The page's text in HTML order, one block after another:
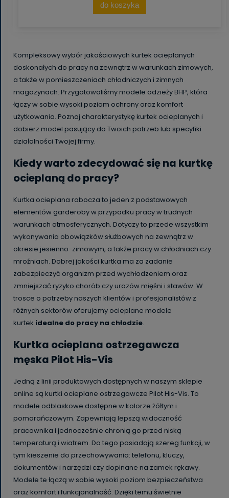
do koszyka
Kompleksowy wybór jakościowych kurtek ocieplanych
doskonałych do pracy na zewnątrz w warunkach zimowych,
a także w pomieszczeniach chłodniczych i zimnych
magazynach. Przygotowaliśmy modele odzieży BHP, która
łączy w sobie wysoki poziom ochrony oraz komfort
użytkowania. Poznaj charakterystykę kurtek ocieplanych i
dobierz model pasujący do Twoich potrzeb lub specyfiki
działalności Twojej firmy.
Kiedy warto zdecydować się na kurtkę
ocieplaną do pracy?
Kurtka ocieplana robocza to jeden z podstawowych
elementów garderoby w przypadku pracy w trudnych
warunkach atmosferycznych. Dotyczy to przede wszystkim
wykonywania obowiązków służbowych na zewnątrz w
okresie jesienno-zimowym, a także pracy w chłodniach czy
mroźniach. Dobrej jakości kurtka ma za zadanie
zabezpieczyć organizm przed wychłodzeniem oraz
zmniejszać ryzyko chorób czy urazów mięśni i stawów. W
trosce o potrzeby naszych klientów i profesjonalistów z
różnych sektorów oferujemy ocieplane modele
kurtek idealne do pracy na chłodzie.
Kurtka ocieplana ostrzegawcza
męska Pilot His-Vis
Jedną z linii produktowych dostępnych w naszym sklepie
online są kurtki ocieplane ostrzegawcze Pilot His-Vis. To
modele odblaskowe dostępne w kolorze żółtym i
pomarańczowym. Zapewniają lepszą widoczność
pracownika i jednocześnie chronią go przed niską
temperaturą i wiatrem. Do tego posiadają szereg funkcji, w
tym kieszenie do przechowywania: telefonu, kluczy,
dokumentów i narzędzi czy dopinane na zamek rękawy.
Modele te łączą w sobie wysoki poziom bezpieczeństwa
oraz komfort i funkcjonalność. Dzięki temu świetnie